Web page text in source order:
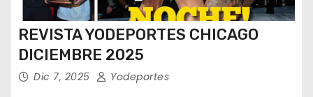
REVISTA YODEPORTES CHICAGO
DICIEMBRE 2025
Dic 7, 2025 Yodeportes